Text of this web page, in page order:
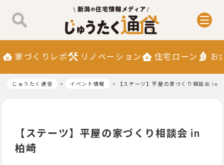
家づくりレポ リノベーション 住宅ローン お
じゅうたく通信 イベント情報 【ステーツ】平屋の家づくり相談会 in
【ステーツ】平屋の家づくり相談会 in
柏崎